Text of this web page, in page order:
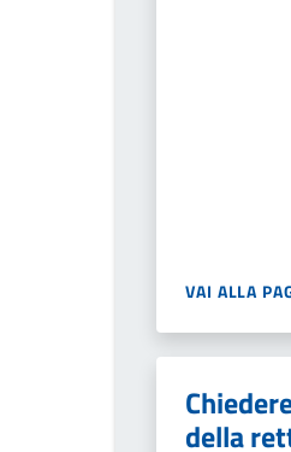
VAI ALLA
della